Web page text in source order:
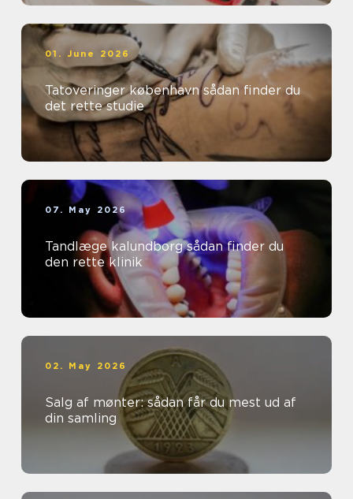
01. June 2026
Tatoveringer københavn sådan finder du
det rette studie
07. May 2026
Tandlæge kalundborg sådan finder du
den rette klinik
02. May 2026
Salg af mønter: sådan får du mest ud af
din samling